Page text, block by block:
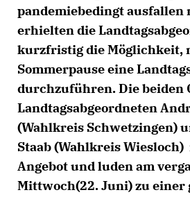
pandemiebedingt ausfallen
erhielten die
kurzfristig die Möglichkeit,
Sommerpause eine
durchzuführen. Die beiden
Landtagsabgeordneten
(Wahlkreis Schwetzingen)
Staab (Wahlkreis
Angebot und luden am
Mittwoch(22. Juni) zu einer